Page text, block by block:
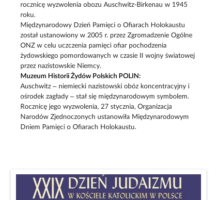
rocznicę wyzwolenia obozu Auschwitz-Birkenau w 1945
roku.
Międzynarodowy Dzień Pamięci o Ofiarach Holokaustu
został ustanowiony w 2005 r. przez Zgromadzenie Ogólne
ONZ w celu uczczenia pamięci ofiar pochodzenia
żydowskiego pomordowanych w czasie II wojny światowej
przez nazistowskie Niemcy.
Muzeum Historii Żydów Polskich POLIN:
Auschwitz – niemiecki nazistowski obóz koncentracyjny i
ośrodek zagłady – stał się międzynarodowym symbolem.
Rocznicę jego wyzwolenia, 27 stycznia, Organizacja
Narodów Zjednoczonych ustanowiła Międzynarodowym
Dniem Pamięci o Ofiarach Holokaustu.